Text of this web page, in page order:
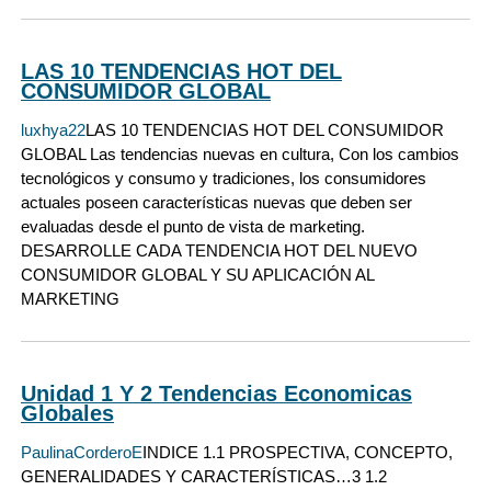
LAS 10 TENDENCIAS HOT DEL
CONSUMIDOR GLOBAL
luxhya22LAS 10 TENDENCIAS HOT DEL CONSUMIDOR
GLOBAL Las tendencias nuevas en cultura, Con los cambios
tecnológicos y consumo y tradiciones, los consumidores
actuales poseen características nuevas que deben ser
evaluadas desde el punto de vista de marketing.
DESARROLLE CADA TENDENCIA HOT DEL NUEVO
CONSUMIDOR GLOBAL Y SU APLICACIÓN AL
MARKETING
Unidad 1 Y 2 Tendencias Economicas
Globales
PaulinaCorderoEINDICE 1.1 PROSPECTIVA, CONCEPTO,
GENERALIDADES Y CARACTERÍSTICAS…3 1.2